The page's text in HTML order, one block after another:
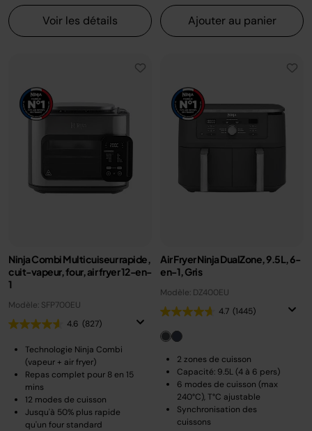
Voir les détails Ajouter au panier
Ninja Combi Multicuiseur rapide,
cuit-vapeur, four, air fryer 12-en-
1
Modèle: SFP700EU
4.6 (827)
Technologie Ninja Combi
(vapeur + air fryer)
Repas complet pour 8 en 15
mins
12 modes de cuisson
Jusqu'à 50% plus rapide
qu'un four standard
Air Fryer Ninja DualZone, 9.5L, 6-
en-1, Gris
Modèle: DZ400EU
4.7 (1445)
2 zones de cuisson
Capacité: 9.5L (4 à 6 pers)
6 modes de cuisson (max
240°C), T°C ajustable
Synchronisation des
cuissons